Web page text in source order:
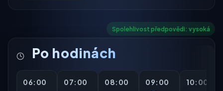
Spolehlivost předpovědi: vysoká
Po hodinách
06:00 07:00 08:00 09:00 10:00